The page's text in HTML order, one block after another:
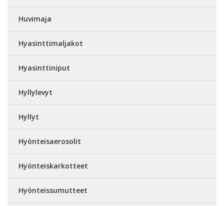
Huvimaja
Hyasinttimaljakot
Hyasinttiniput
Hyllylevyt
Hyllyt
Hyönteisaerosolit
Hyönteiskarkotteet
Hyönteissumutteet